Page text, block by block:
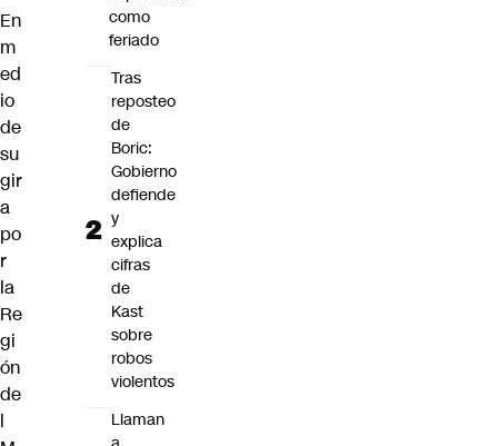
En
m
ed
io
de
su
gir
a
po
r
la
Re
gi
ón
de
l
como
feriado
Tras
reposteo
de
Boric:
Gobierno
defiende
y
explica
cifras
de
Kast
sobre
robos
violentos
Llaman